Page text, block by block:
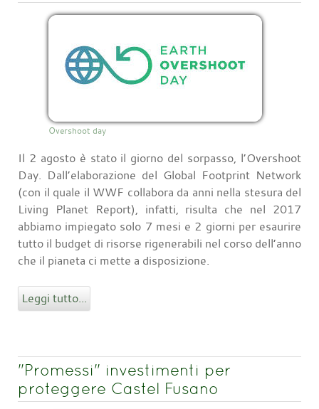
Overshoot day
Il 2 agosto è stato il giorno del sorpasso, l’Overshoot
Day. Dall’elaborazione del Global Footprint Network
(con il quale il WWF collabora da anni nella stesura del
Living Planet Report), infatti, risulta che nel 2017
abbiamo impiegato solo 7 mesi e 2 giorni per esaurire
tutto il budget di risorse rigenerabili nel corso dell’anno
che il pianeta ci mette a disposizione.
Leggi tutto...
"Promessi" investimenti per
proteggere Castel Fusano